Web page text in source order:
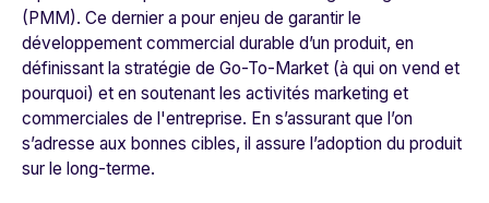
(PMM). Ce dernier a pour enjeu de garantir le
développement commercial durable d’un produit, en
définissant la stratégie de Go-To-Market (à qui on vend et
pourquoi) et en soutenant les activités marketing et
commerciales de l'entreprise. En s’assurant que l’on
s’adresse aux bonnes cibles, il assure l’adoption du produit
sur le long-terme.